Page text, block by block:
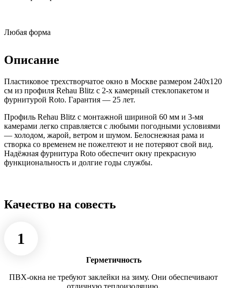
Любая форма
Описание
Пластиковое трехстворчатое окно в Москве размером 240x120
см из профиля Rehau Blitz с 2-х камерный стеклопакетом и
фурнитурой Roto. Гарантия — 25 лет.
Профиль Rehau Blitz с монтажной шириной 60 мм и 3-мя
камерами легко справляется с любыми погодными условиями
— холодом, жарой, ветром и шумом. Белоснежная рама и
створка со временем не пожелтеют и не потеряют свой вид.
Надёжная фурнитура Roto обеспечит окну прекрасную
функциональность и долгие годы службы.
Качество на совесть
1
Герметичность
ПВХ-окна не требуют заклейки на зиму. Они обеспечивают